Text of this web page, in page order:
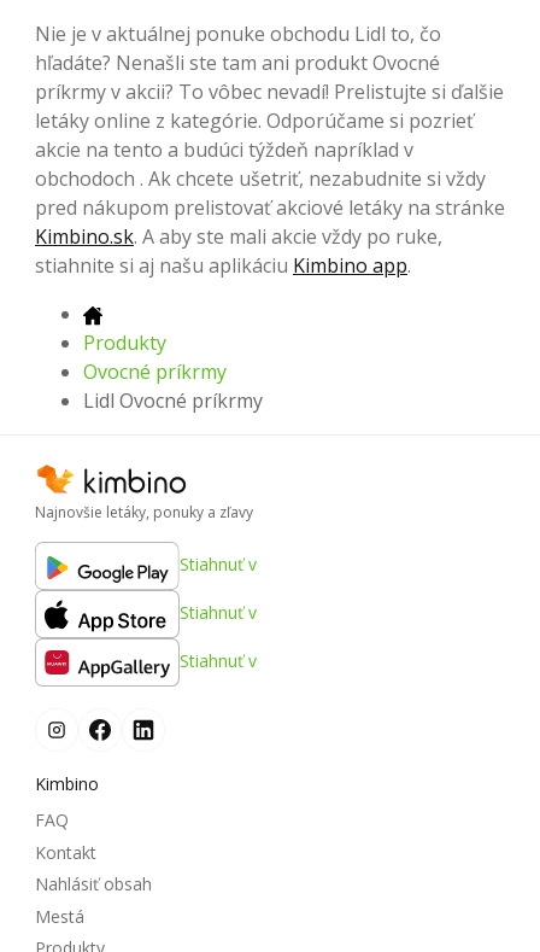
Nie je v aktuálnej ponuke obchodu Lidl to, čo
hľadáte? Nenašli ste tam ani produkt Ovocné
príkrmy v akcii? To vôbec nevadí! Prelistujte si ďalšie
letáky online z kategórie. Odporúčame si pozrieť
akcie na tento a budúci týždeň napríklad v
obchodoch . Ak chcete ušetriť, nezabudnite si vždy
pred nákupom prelistovať akciové letáky na stránke
Kimbino.sk. A aby ste mali akcie vždy po ruke,
stiahnite si aj našu aplikáciu Kimbino app.
Produkty
Ovocné príkrmy
Lidl Ovocné príkrmy
Najnovšie letáky, ponuky a zľavy
Stiahnuť v
Stiahnuť v
Stiahnuť v
Kimbino
FAQ
Kontakt
Nahlásiť obsah
Mestá